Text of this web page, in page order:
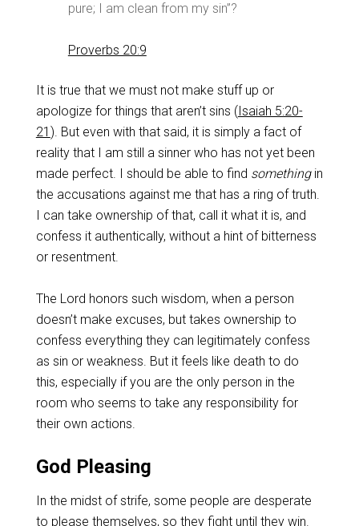
pure; I am clean from my sin”?
Proverbs 20:9
It is true that we must not make stuff up or
apologize for things that aren’t sins (Isaiah 5:20-
21 ). But even with that said, it is simply a fact of
reality that I am still a sinner who has not yet been
made perfect. I should be able to find somethingin
the accusations against me that has a ring of truth.
I can take ownership of that, call it what it is, and
confess it authentically, without a hint of bitterness
or resentment.
The Lord honors such wisdom, when a person
doesn’t make excuses, but takes ownership to
confess everything they can legitimately confess
as sin or weakness. But it feels like death to do
this, especially if you are the only person in the
room who seems to take any responsibility for
their own actions.
God Pleasing
In the midst of strife, some people are desperate
to please themselves, so they fight until they win.